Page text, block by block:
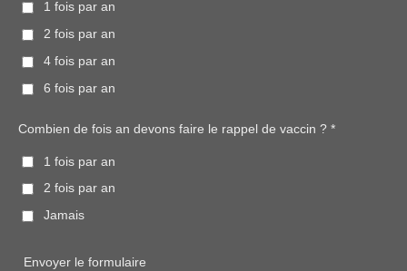
1 fois par an
2 fois par an
4 fois par an
6 fois par an
Combien de fois an devons faire le rappel de vaccin ? *
1 fois par an
2 fois par an
Jamais
Envoyer le formulaire